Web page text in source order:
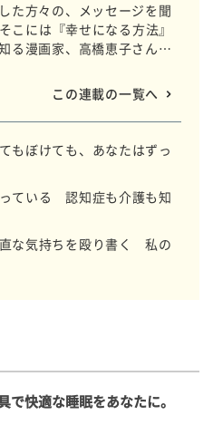
た方々の、メッセージを聞
こには『幸せになる方法』
る漫画家、高橋恵子さんは
ことば」をお送りします。
この連載の一覧へ
ぼけても、あなたはずっ
ている 認知症も介護も知
な気持ちを殴り書く 私の
で快適な睡眠をあなたに。